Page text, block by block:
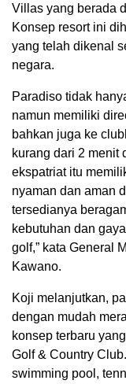
Villas yang berada
Konsep resort ini
yang telah dikenal
negara.
Paradiso tidak
namun memiliki
bahkan juga ke
kurang dari 2 menit
ekspatriat itu
nyaman dan aman
tersedianya
kebutuhan dan
golf,” kata General
Kawano.
Koji melanjutkan,
dengan mudah
konsep terbaru
Golf & Country
swimming pool,